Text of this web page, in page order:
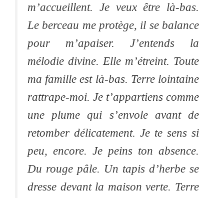
m’accueillent. Je veux être là-bas.
Le berceau me protège, il se balance
pour m’apaiser. J’entends la
mélodie divine. Elle m’étreint. Toute
ma famille est là-bas. Terre lointaine
rattrape-moi. Je t’appartiens comme
une plume qui s’envole avant de
retomber délicatement. Je te sens si
peu, encore. Je peins ton absence.
Du rouge pâle. Un tapis d’herbe se
dresse devant la maison verte. Terre